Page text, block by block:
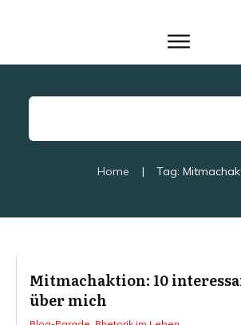
Home | Tag:
Mitmachaktion: 10
über mich